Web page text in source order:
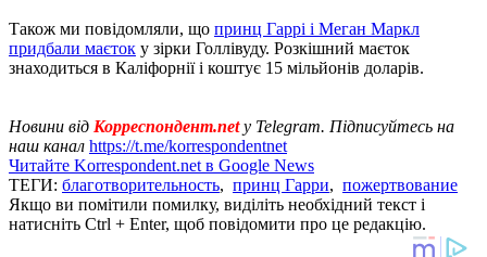
Також ми повідомляли, що принц Гаррі і Меган Маркл
придбали маєток у зірки Голлівуду. Розкішний маєток
знаходиться в Каліфорнії і коштує 15 мільйонів доларів.
Новини від Корреспондент.net у Telegram. Підписуйтесь на
наш канал https://t.me/korrespondentnet
Читайте Korrespondent.net в Google News
ТЕГИ: благотворительность, принц Гарри, пожертвование
Якщо ви помітили помилку, виділіть необхідний текст і
натисніть Ctrl + Enter, щоб повідомити про це редакцію.